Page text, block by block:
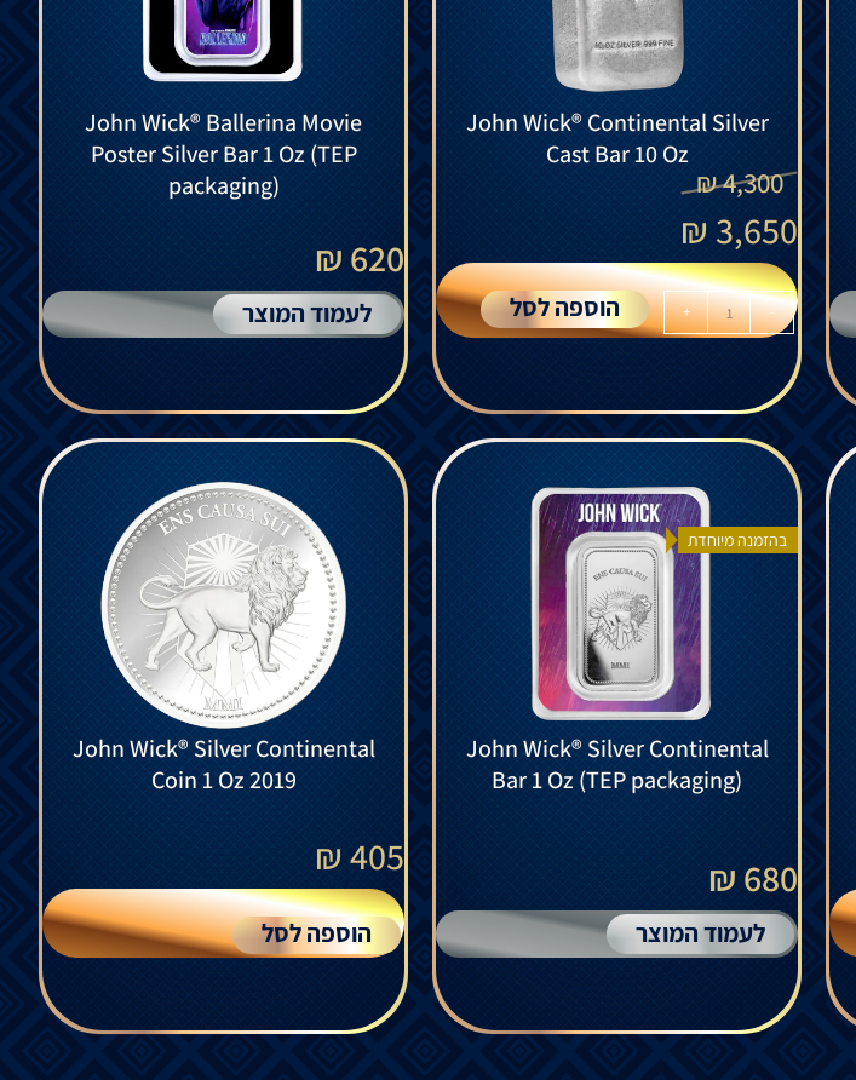
John Wick® Continental Silver
Cast Bar 10 Oz
4,300
₪
3,650
₪
-
+ הוספה לסל
John Wick® Ballerina Movie
Poster Silver Bar 1 Oz (TEP
packaging)
620 ₪
לעמוד המוצר
בהזמנה מיוחדת
John Wick® Silver Continental
Bar 1 Oz (TEP packaging)
680 ₪
לעמוד המוצר
John Wick® Silver Continental
Coin 1 Oz 2019
405
₪
הוספה לסל